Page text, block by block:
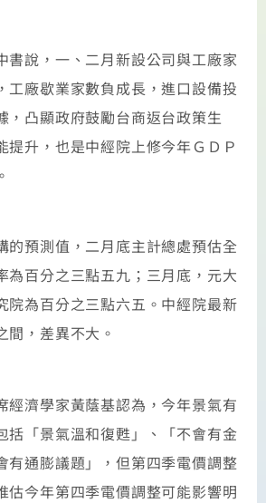
說，一、二月新設公司與工廠家
工廠歇業家數負成長，進口設備投
，凸顯政府鼓勵台商返台政策生
提升，也是中經院上修今年ＧＤＰ
預測值，二月底主計總處預估全
為百分之三點五九；三月底，元大
院為百分之三點六五。中經院最新
間，差異不大。
濟學家黃蔭基認為，今年景氣有
括「景氣溫和復甦」、「不會有金
有通膨議題」，但第四季電價調整
估今年第四季電價調整可能影響明